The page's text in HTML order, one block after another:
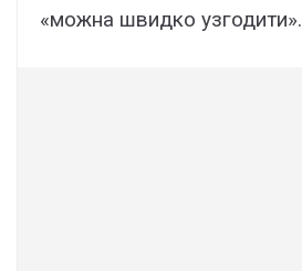
«можна швидко узгодити».